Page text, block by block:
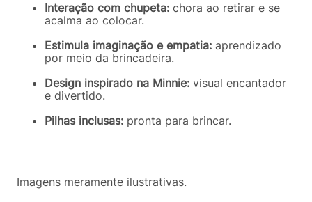
Interação com chupeta: chora ao retirar e se
acalma ao colocar.
Estimula imaginação e empatia: aprendizado
por meio da brincadeira.
Design inspirado na Minnie: visual encantador
e divertido.
Pilhas inclusas: pronta para brincar.
Imagens meramente ilustrativas.